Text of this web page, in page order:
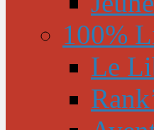
100%
Le